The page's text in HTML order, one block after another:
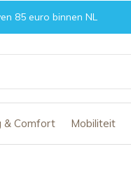
& Comfort Mobiliteit
85 euro binnen NL